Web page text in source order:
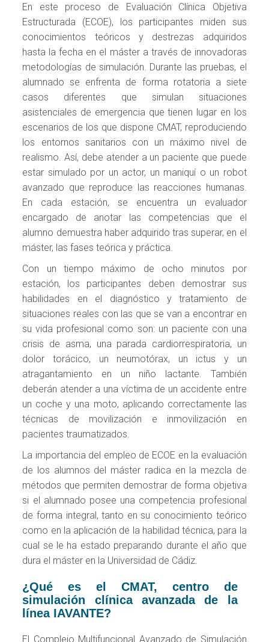
En este proceso de Evaluación Clínica Objetiva
Estructurada (ECOE), los participantes miden sus
conocimientos teóricos y destrezas adquiridos
hasta la fecha en el máster a través de innovadoras
metodologías de simulación. Durante las pruebas, el
alumnado se enfrenta de forma rotatoria a siete
casos diferentes que simulan situaciones
asistenciales de emergencia que tienen lugar en los
escenarios de los que dispone CMAT, reproduciendo
los entornos sanitarios con un máximo nivel de
realismo. Así, debe atender a un paciente que puede
estar simulado por un actor, un maniquí o un robot
avanzado que reproduce las reacciones humanas.
En cada estación, se encuentra un evaluador
encargado de anotar las competencias que el
alumno demuestra haber adquirido tras superar, en el
máster, las fases teórica y práctica.
Con un tiempo máximo de ocho minutos por
estación, los participantes deben demostrar sus
habilidades en el diagnóstico y tratamiento de
situaciones reales con las que se van a encontrar en
su vida profesional como son: un paciente con una
crisis de asma, una parada cardiorrespiratoria, un
dolor torácico, un neumotórax, un ictus y un
atragantamiento en un niño lactante. También
deberán atender a una víctima de un accidente entre
un coche y una moto, aplicando correctamente las
técnicas de movilización e inmovilización en
pacientes traumatizados.
La importancia del empleo de ECOE en la evaluación
de los alumnos del máster radica en la mezcla de
métodos que permiten demostrar de forma objetiva
si el alumnado posee una competencia profesional
de forma integral, tanto en su conocimiento teórico
como en la aplicación de la habilidad técnica, para la
cual se le ha estado preparando durante el año que
dura el máster en la Universidad de Cádiz.
¿Qué es el CMAT, centro de
simulación clínica avanzada de la
línea IAVANTE?
El Complejo Multifuncional Avanzado de Simulación